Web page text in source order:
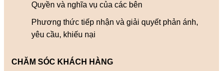
Quyền và nghĩa vụ của các bên
Phương thức tiếp nhận và giải quyết phản ánh,
yêu cầu, khiếu nại
CHĂM SÓC KHÁCH HÀNG